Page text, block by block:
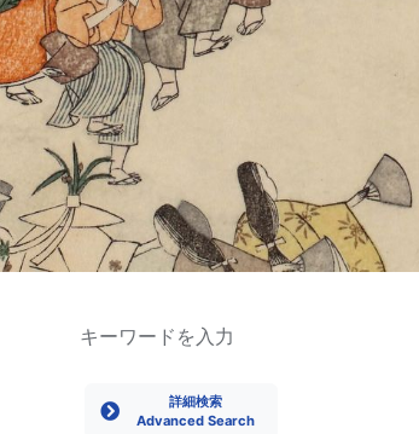
詳細検索
Advanced Search